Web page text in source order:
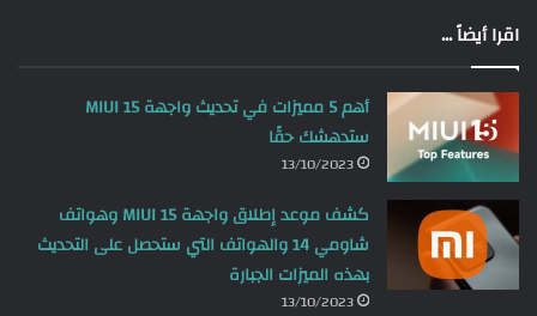
اقرا أيضاً ...
أهم 5 مميزات في تحديث واجهة MIUI 15
ستدهشك حقًا
13/10/2023
كشف موعد إطلاق واجهة MIUI 15 وهواتف
شاومي 14 والهواتف التي ستحصل على التحديث
بهذه الميزات الجبارة
13/10/2023